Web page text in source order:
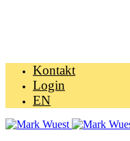
Kontakt
Login
EN